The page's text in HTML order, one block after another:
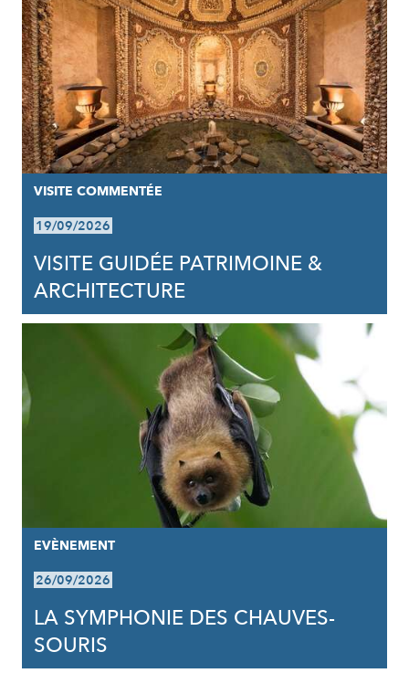
VISITE COMMENTÉE
19/09/2026
VISITE GUIDÉE PATRIMOINE &
ARCHITECTURE
EVÈNEMENT
26/09/2026
LA SYMPHONIE DES CHAUVES-
SOURIS